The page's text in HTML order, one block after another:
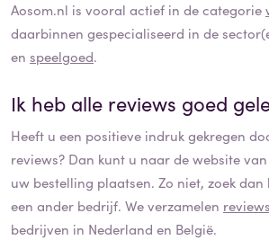
Aosom.nl is vooral actief in de categorie
daarbinnen gespecialiseerd in de
en speelgoed.
Ik heb alle reviews goed
Heeft u een positieve indruk gekregen
reviews? Dan kunt u naar de website van
uw bestelling plaatsen. Zo niet, zoek
een ander bedrijf. We verzamelen reviews
bedrijven in Nederland en België.